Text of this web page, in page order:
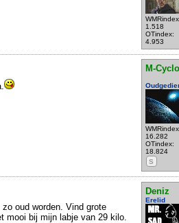
1.518
OTindex:
4.953
M-
16.282
OTindex:
18.824
S
Deniz
Erelid
oud worden. Vind grote
mooi bij mijn labje van 29 kilo.